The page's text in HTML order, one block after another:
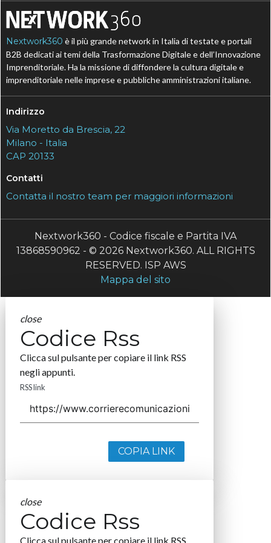
Nextwork360 è il più grande network in Italia di testate e portali
B2B dedicati ai temi della Trasformazione Digitale e dell’Innovazione
Imprenditoriale. Ha la missione di diffondere la cultura digitale e
imprenditoriale nelle imprese e pubbliche amministrazioni italiane.
Indirizzo
Via Moretto da Brescia, 22
Milano - Italia
CAP 20133
Contatti
Contatta il nostro team per maggiori informazioni
Nextwork360 - Codice fiscale e Partita IVA
13868590962 - © 2026 Nextwork360. ALL RIGHTS
RESERVED. ISP AWS
Mappa del sito
close
Codice Rss
Clicca sul pulsante per copiare il link RSS
negli appunti.
RSS link
COPIA LINK
close
Codice Rss
Clicca sul pulsante per copiare il link RSS